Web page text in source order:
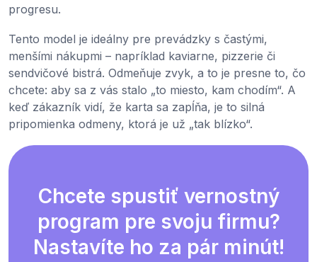
progresu.
Tento model je ideálny pre prevádzky s častými,
menšími nákupmi – napríklad kaviarne, pizzerie či
sendvičové bistrá. Odmeňuje zvyk, a to je presne to, čo
chcete: aby sa z vás stalo „to miesto, kam chodím“. A
keď zákazník vidí, že karta sa zapĺňa, je to silná
pripomienka odmeny, ktorá je už „tak blízko“.
Chcete spustiť vernostný
program pre svoju firmu?
Nastavíte ho za pár minút!